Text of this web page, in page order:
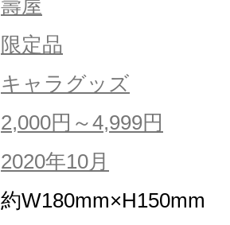
壽屋
限定品
キャラグッズ
2,000円～4,999円
2020年10月
約W180mm×H150mm